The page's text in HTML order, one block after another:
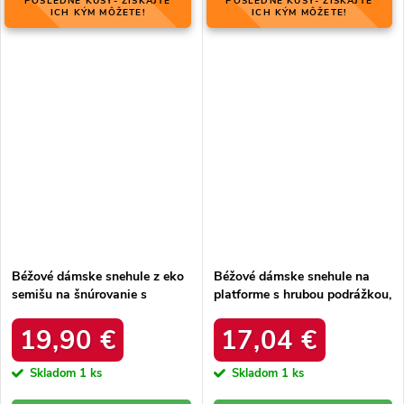
ICH KÝM MÔŽETE!
Béžové dámske snehule z eko
semišu na šnúrovanie s
produktu C3016 BEIGE
19,90 €
Skladom 1 ks
ICH KÝM MÔŽETE!
Béžové dámske snehule na
platforme s hrubou podrážkou,
925 KHAKI
17,04 €
Skladom 1 ks